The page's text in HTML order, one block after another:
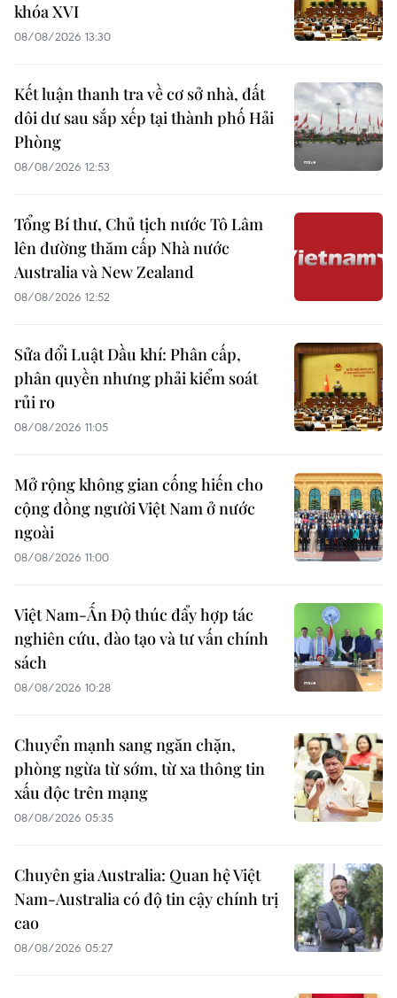
khóa XVI
08/08/2026 13:30
Kết luận thanh tra về cơ sở nhà, đất
dôi dư sau sắp xếp tại thành phố Hải
Phòng
08/08/2026 12:53
Tổng Bí thư, Chủ tịch nước Tô Lâm
lên đường thăm cấp Nhà nước
Australia và New Zealand
08/08/2026 12:52
Sửa đổi Luật Dầu khí: Phân cấp,
phân quyền nhưng phải kiểm soát
rủi ro
08/08/2026 11:05
Mở rộng không gian cống hiến cho
cộng đồng người Việt Nam ở nước
ngoài
08/08/2026 11:00
Việt Nam-Ấn Độ thúc đẩy hợp tác
nghiên cứu, đào tạo và tư vấn chính
sách
08/08/2026 10:28
Chuyển mạnh sang ngăn chặn,
phòng ngừa từ sớm, từ xa thông tin
xấu độc trên mạng
08/08/2026 05:35
Chuyên gia Australia: Quan hệ Việt
Nam-Australia có độ tin cậy chính trị
cao
08/08/2026 05:27